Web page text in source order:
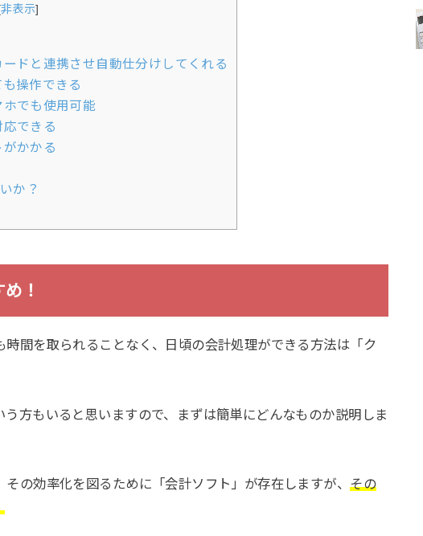
非表示]
ドと連携させ自動仕分けしてくれる
操作できる
でも使用可能
できる
かかる
か？
！
間を取られることなく、日頃の会計処理ができる方法は「ク
う方もいると思いますので、まずは簡単にどんなものか説明しま
の効率化を図るために「会計ソフト」が存在しますが、その